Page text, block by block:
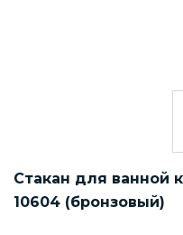
Стакан для ванной
10604 (бронзовый)